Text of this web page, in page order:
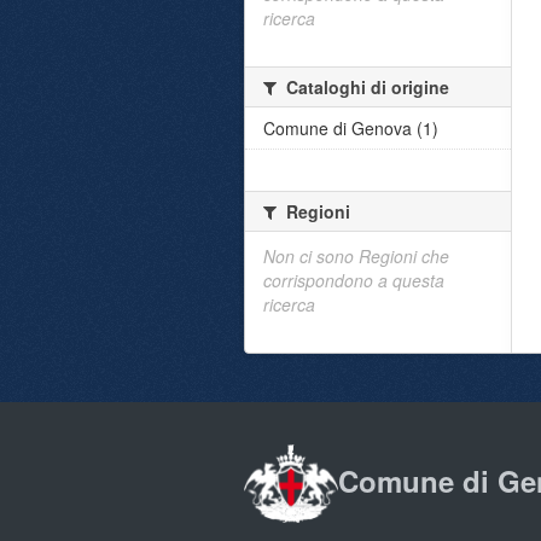
ricerca
Cataloghi di origine
Comune di Genova (1)
Regioni
Non ci sono Regioni che
corrispondono a questa
ricerca
Comune di